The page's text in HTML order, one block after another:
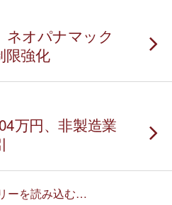
ネオパナマック
限強化
万円、非製造業
ーを読み込む…